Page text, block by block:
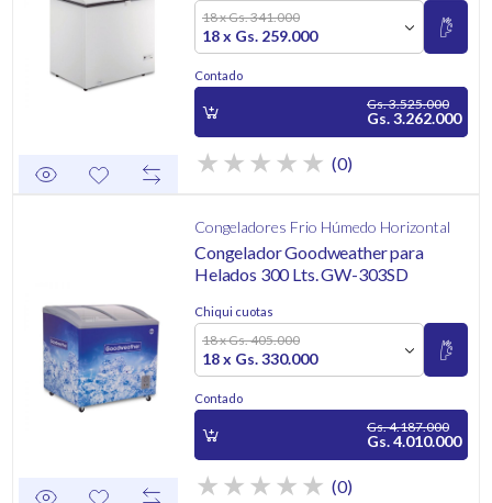
18 x Gs. 341.000
18 x Gs. 259.000
Contado
Gs. 3.525.000
Gs. 3.262.000
(0)
Congeladores Frio Húmedo Horizontal
Congelador Goodweather para
Helados 300 Lts. GW-303SD
Chiqui cuotas
18 x Gs. 405.000
18 x Gs. 330.000
Contado
Gs. 4.187.000
Gs. 4.010.000
(0)